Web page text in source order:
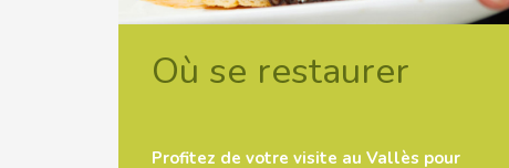
Où se restaurer
Profitez de votre visite au Vallès pour